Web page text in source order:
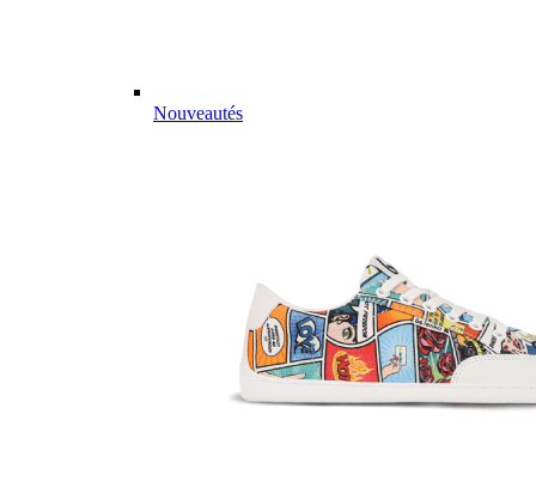
Nouveautés